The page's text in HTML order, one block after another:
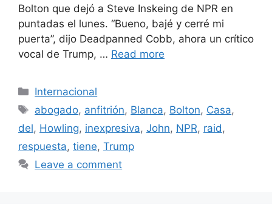
Bolton que dejó a Steve Inskeing de NPR en
puntadas el lunes. “Bueno, bajé y cerré mi
puerta”, dijo Deadpanned Cobb, ahora un crítico
vocal de Trump, … Read more
Categories
Internacional
Tags
abogado, anfitrión, Blanca, Bolton, Casa,
del, Howling, inexpresiva, John, NPR, raid ,
respuesta, tiene, Trump
Leave a comment